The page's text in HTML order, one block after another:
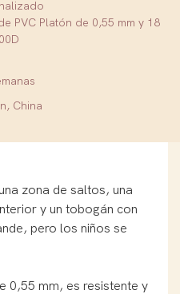
PVC Platón de 0,55 mm y 18
China
zona de saltos, una
y un tobogán con
pero los niños se
0,55 mm, es resistente y